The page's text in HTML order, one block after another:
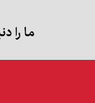
ما را